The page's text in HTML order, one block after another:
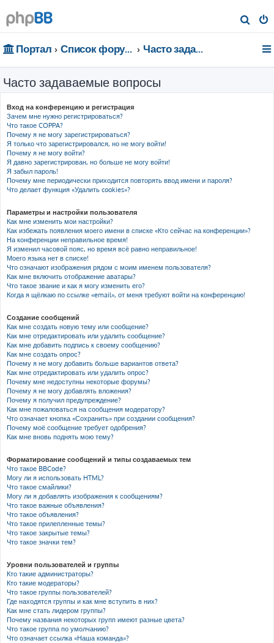
о
Портал Список форумов Часто задаваемые вопросы
Часто задаваемые вопросы
Вход на конференцию и регистрация
Зачем мне нужно регистрироваться?
Что такое COPPA?
Почему я не могу зарегистрироваться?
Я только что зарегистрировался, но не могу войти!
Почему я не могу войти?
Я давно зарегистрирован, но больше не могу войти!
Я забыл пароль!
Почему мне периодически приходится повторять ввод имени и пароля?
Что делает функция «Удалить cookies»?
Параметры и настройки пользователя
Как мне изменить мои настройки?
Как избежать появления моего имени в списке «Кто сейчас на конференции»?
На конференции неправильное время!
Я изменил часовой пояс, но время всё равно неправильное!
Моего языка нет в списке!
Что означают изображения рядом с моим именем пользователя?
Как мне включить отображение аватары?
Что такое звание и как я могу изменить его?
Когда я щёлкаю по ссылке «email», от меня требуют войти на конференцию!
Создание сообщений
Как мне создать новую тему или сообщение?
Как мне отредактировать или удалить сообщение?
Как мне добавить подпись к своему сообщению?
Как мне создать опрос?
Почему я не могу добавить больше вариантов ответа?
Как мне отредактировать или удалить опрос?
Почему мне недоступны некоторые форумы?
Почему я не могу добавлять вложения?
Почему я получил предупреждение?
Как мне пожаловаться на сообщения модератору?
Что означает кнопка «Сохранить» при создании сообщения?
Почему моё сообщение требует одобрения?
Как мне вновь поднять мою тему?
Форматирование сообщений и типы создаваемых тем
Что такое BBCode?
Могу ли я использовать HTML?
Что такое смайлики?
Могу ли я добавлять изображения к сообщениям?
Что такое важные объявления?
Что такое объявления?
Что такое прилепленные темы?
Что такое закрытые темы?
Что такое значки тем?
Уровни пользователей и группы
Кто такие администраторы?
Кто такие модераторы?
Что такое группы пользователей?
Где находятся группы и как мне вступить в них?
Как мне стать лидером группы?
Почему названия некоторых групп имеют разные цвета?
Что такое группа по умолчанию?
Что означает ссылка «Наша команда»?